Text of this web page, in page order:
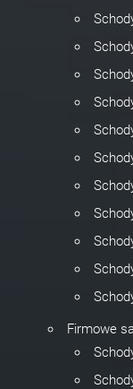
Firmowe